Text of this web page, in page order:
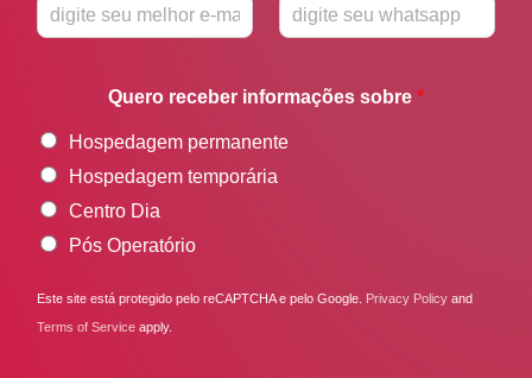
m
e
E
l
*
W
t
a
Quero receber informações sobre *
Hospedagem permanente
Hospedagem temporária
Centro Dia
Pós Operatório
Este site está protegido pelo reCAPTCHA e pelo Google. Privacy Policy and
Terms of Service apply.